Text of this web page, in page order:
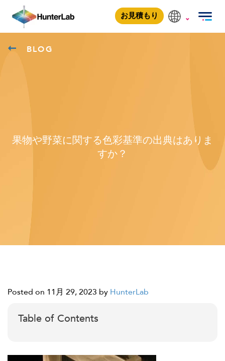
お見積もり
BLOG
果物や野菜に関する色彩基準の出典はありま
すか？
Posted on 11月 29, 2023 by HunterLab
Table of Contents